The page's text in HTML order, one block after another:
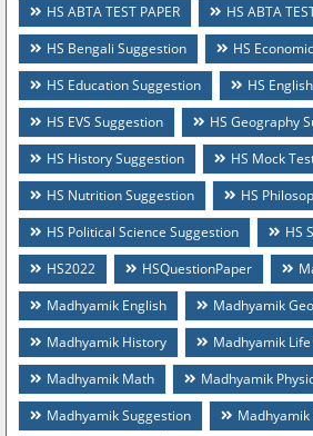
HS ABTA TEST PAPER
HS ABTA
HS Bengali Suggestion
HS
HS Education Suggestion
HS
HS EVS Suggestion
HS Geography
HS History Suggestion
HS Mock
HS Nutrition Suggestion
HS
HS Political Science Suggestion
HS
HS2022
HSQuestionPaper
Madhyamik English
Madhyamik
Madhyamik History
Madhyamik Life
Madhyamik Math
Madhyamik
Madhyamik Suggestion